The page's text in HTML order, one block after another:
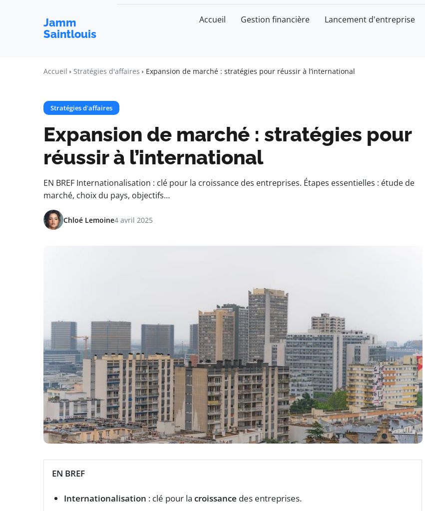
Jamm
Saintlouis
Accueil Gestion financière Lancement d'entreprise
Accueil Stratégies d'affaires Expansion de marché : stratégies pour réussir à l’international
Stratégies d'affaires
Expansion de marché : stratégies pour
réussir à l’international
EN BREF Internationalisation : clé pour la croissance des entreprises. Étapes essentielles : étude de
marché, choix du pays, objectifs…
Chloé Lemoine4 avril 2025
EN BREF
Internationalisation : clé pour la croissance des entreprises.